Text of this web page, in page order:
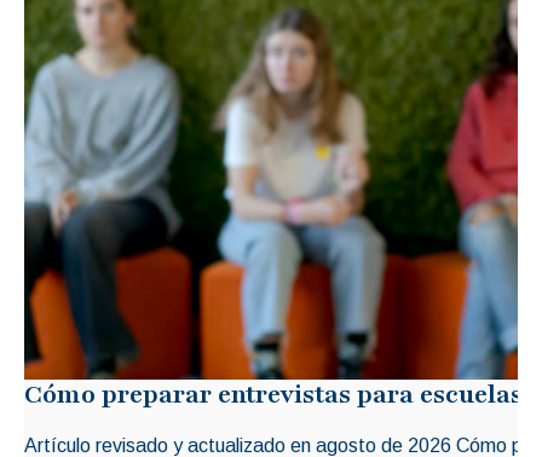
Cómo preparar entrevistas para escuelas
Artículo revisado y actualizado en agosto de 2026 Cómo